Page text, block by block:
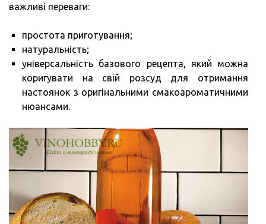
важливі переваги:
простота приготування;
натуральність;
універсальність базового рецепта, який можна
коригувати на свій розсуд для отримання
настоянок з оригінальними смакоароматичними
нюансами.